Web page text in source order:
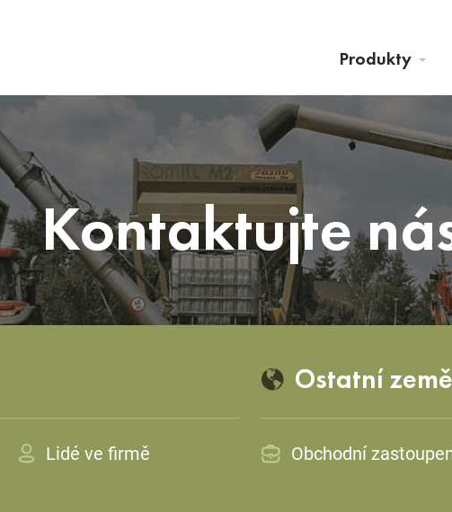
Produkty
Kontaktujte
Lidé ve firmě
Ostatní země
Obchodní